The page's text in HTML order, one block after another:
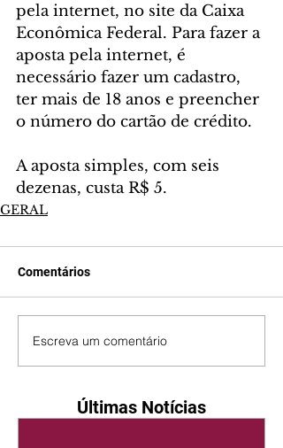
pela internet, no site da Caixa
Econômica Federal. Para fazer a
aposta pela internet, é
necessário fazer um cadastro,
ter mais de 18 anos e preencher
o número do cartão de crédito.
A aposta simples, com seis
dezenas, custa R$ 5.
GERAL
Comentários
Escreva um comentário
Últimas Notícias